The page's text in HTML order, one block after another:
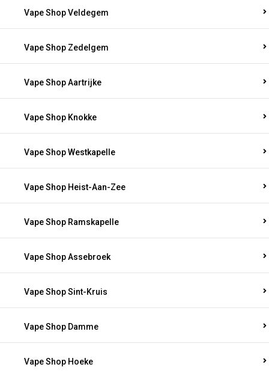
Vape Shop Veldegem
Vape Shop Zedelgem
Vape Shop Aartrijke
Vape Shop Knokke
Vape Shop Westkapelle
Vape Shop Heist-Aan-Zee
Vape Shop Ramskapelle
Vape Shop Assebroek
Vape Shop Sint-Kruis
Vape Shop Damme
Vape Shop Hoeke